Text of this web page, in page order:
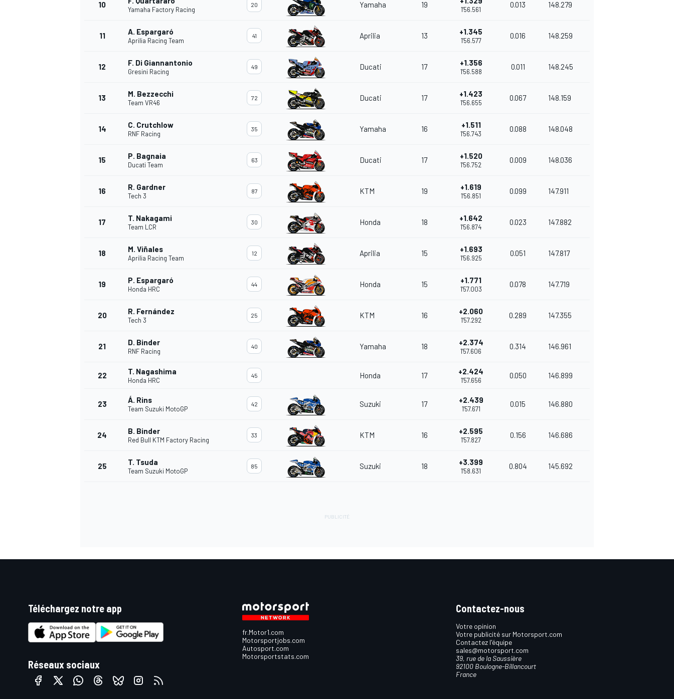
10
Yamaha Factory Racing
20 Yamaha 19
1'56.561
0.013 148.279
11 A. Espargaró
Aprilia Racing Team
41 Aprilia 13 +1.345
1'56.577
0.016 148.259
12 F. Di Giannantonio
Gresini Racing
49 Ducati 17 +1.356
1'56.588
0.011 148.245
13 M. Bezzecchi
Team VR46
72 Ducati 17 +1.423
1'56.655
0.067 148.159
14 C. Crutchlow
RNF Racing
35 Yamaha 16 +1.511
1'56.743
0.088 148.048
15 P. Bagnaia
Ducati Team
63 Ducati 17 +1.520
1'56.752
0.009 148.036
16 R. Gardner
Tech 3
87 KTM 19 +1.619
1'56.851
0.099 147.911
17 T. Nakagami
Team LCR
30 Honda 18 +1.642
1'56.874
0.023 147.882
18 M. Viñales
Aprilia Racing Team
12 Aprilia 15 +1.693
1'56.925
0.051 147.817
19 P. Espargaró
Honda HRC
44 Honda 15 +1.771
1'57.003
0.078 147.719
20 R. Fernández
Tech 3
25 KTM 16 +2.060
1'57.292
0.289 147.355
21 D. Binder
RNF Racing
40 Yamaha 18 +2.374
1'57.606
0.314 146.961
22 T. Nagashima
Honda HRC
45 Honda 17 +2.424
1'57.656
0.050 146.899
23 Á. Rins
Team Suzuki MotoGP
42 Suzuki 17 +2.439
1'57.671
0.015 146.880
24 B. Binder
Red Bull KTM Factory Racing
33 KTM 16 +2.595
1'57.827
0.156 146.686
25 T. Tsuda
Team Suzuki MotoGP
85 Suzuki 18 +3.399
1'58.631
0.804 145.692
Téléchargez notre app
Réseaux sociaux
fr.Motor1.com
Motorsportjobs.com
Autosport.com
Motorsportstats.com
Contactez-nous
Votre opinion
Votre publicité sur Motorsport.com
Contactez l'équipe
sales@motorsport.com
39, rue de la Saussière
92100 Boulogne-Billancourt
France